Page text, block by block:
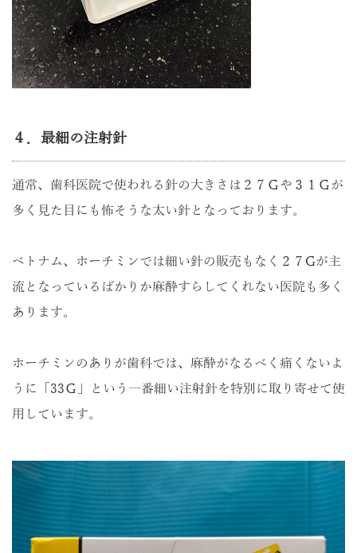
４．最細の注射針
通常、歯科医院で使われる針の大きさは２７Ｇや３１Ｇが
多く見た目にも怖そうな太い針となっております。
ベトナム、ホーチミンでは細い針の販売もなく２７Gが主
流となっているばかりか麻酔すらしてくれない医院も多く
あります。
ホーチミンのありが歯科では、麻酔がなるべく痛くないよ
うに「33Ｇ」という一番細い注射針を特別に取り寄せて使
用しています。